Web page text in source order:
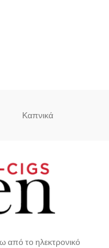
Καπνικά
από το ηλεκτρονικό